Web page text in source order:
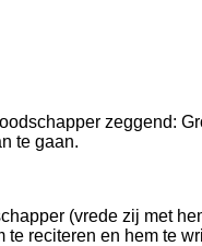
zeggend:
te gaan.
(vrede zij met
reciteren en hem te